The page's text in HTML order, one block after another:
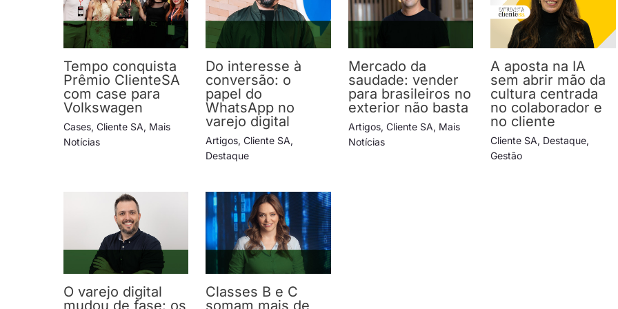
Tempo conquista
Prêmio ClienteSA
com case para
Volkswagen
Cases, Cliente SA, Mais
Notícias
Do interesse à
conversão: o
papel do
WhatsApp no
varejo digital
Artigos,Cliente SA,
Destaque
Mercado da
saudade: vender
para brasileiros no
exterior não basta
Artigos, Cliente SA, Mais
Notícias
A aposta na IA
sem abrir mão da
cultura centrada
no colaborador e
no cliente
Cliente SA, Destaque,
Gestão
O varejo digital
mudou de fase: os
Classes B e C
somam mais de